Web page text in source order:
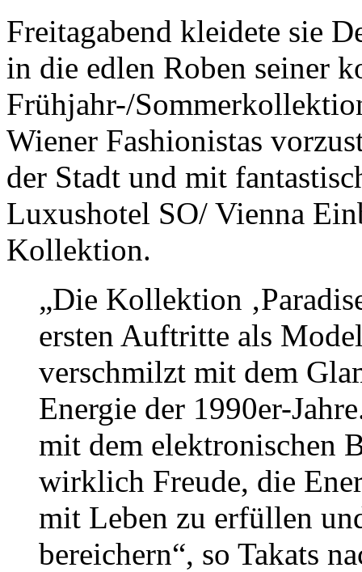
Freitagabend kleidete sie
in die edlen Roben seiner
Frühjahr-/
Wiener Fashionistas
der Stadt und mit
Luxushotel SO/ Vienna
Kollektion.
„Die Kollektion
ersten Auftritte als
verschmilzt mit dem
Energie der 1990er-
mit dem elektronischen
wirklich Freude, die
mit Leben zu erfüllen
bereichern“, so Takats